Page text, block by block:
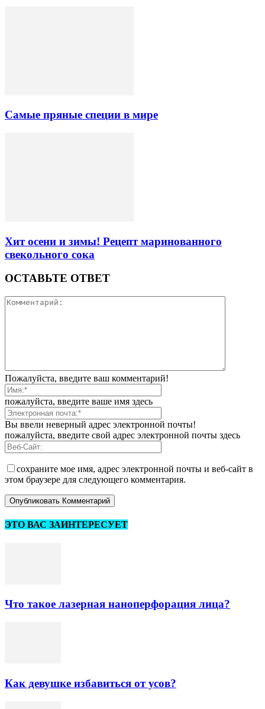
Самые пряные специи в мире
Хит осени и зимы! Рецепт маринованного
свекольного сока
ОСТАВЬТЕ ОТВЕТ
Пожалуйста, введите ваш комментарий!
пожалуйста, введите ваше имя здесь
Вы ввели неверный адрес электронной почты!
пожалуйста, введите свой адрес электронной почты здесь
сохраните мое имя, адрес электронной почты и веб-сайт в
этом браузере для следующего комментария.
ЭТО ВАС ЗАИНТЕРЕСУЕТ
Что такое лазерная наноперфорация лица?
Как девушке избавиться от усов?